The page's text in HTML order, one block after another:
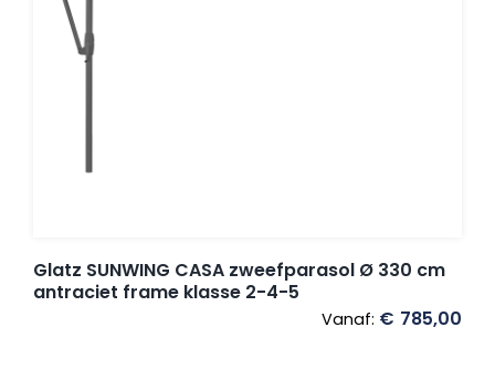
Glatz SUNWING CASA zweefparasol Ø 330 cm
antraciet frame klasse 2-4-5
Vanaf: € 785,00